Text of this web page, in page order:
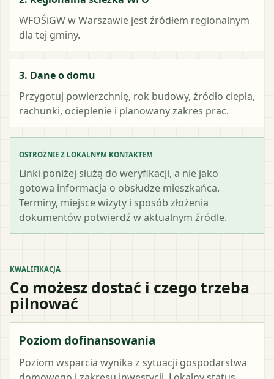
WFOŚiGW w Warszawie jest źródłem regionalnym
dla tej gminy.
3. Dane o domu
Przygotuj powierzchnię, rok budowy, źródło ciepła,
rachunki, ocieplenie i planowany zakres prac.
OSTROŻNIE Z LOKALNYM KONTAKTEM
Linki poniżej służą do weryfikacji, a nie jako
gotowa informacja o obsłudze mieszkańca.
Terminy, miejsce wizyty i sposób złożenia
dokumentów potwierdź w aktualnym źródle.
KWALIFIKACJA
Co możesz dostać i czego trzeba
pilnować
Poziom dofinansowania
Poziom wsparcia wynika z sytuacji gospodarstwa